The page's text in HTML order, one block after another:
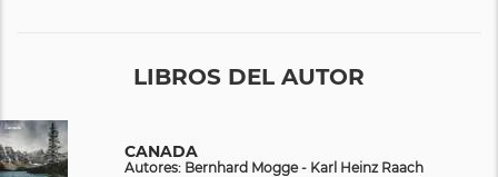
LIBROS DEL AUTOR
CANADA
Autores: Bernhard Mogge - Karl Heinz Raach